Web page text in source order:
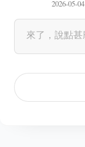
2026-05-